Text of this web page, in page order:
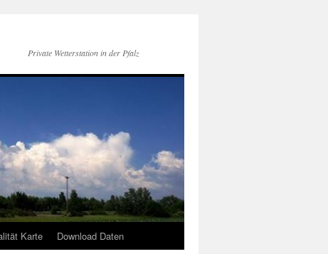
Private Wetterstation in der Pfalz
Karte Download Daten